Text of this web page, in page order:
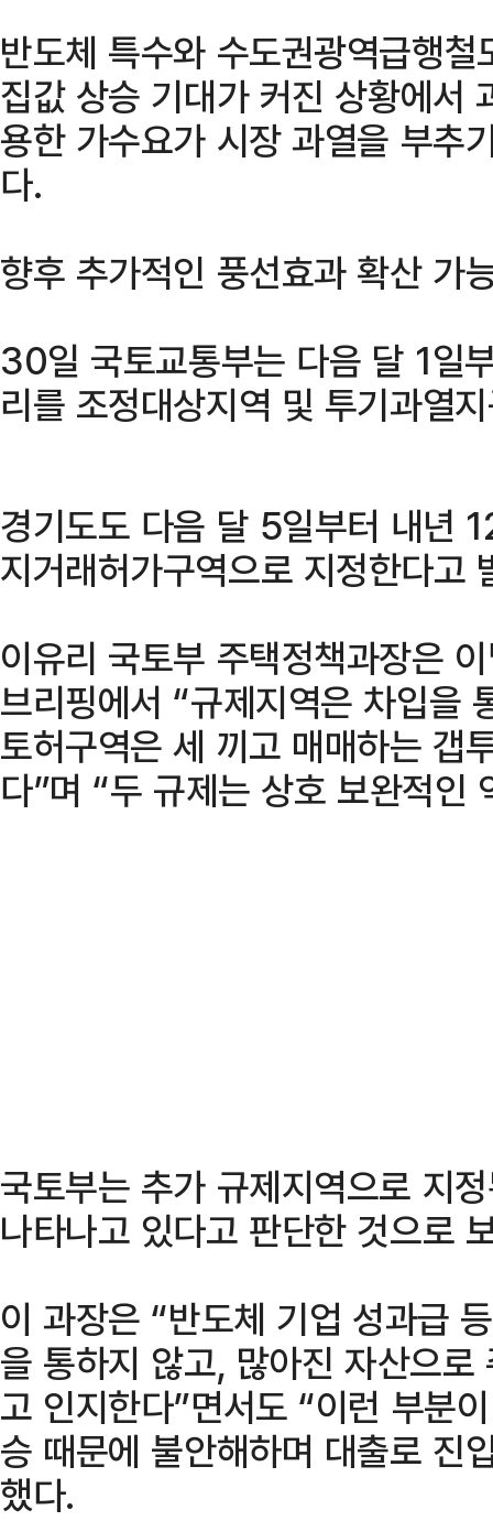
반도체 특수와 수도권광역급행
집값 상승 기대가 커진 상황에서
용한 가수요가 시장 과열을 부추
다.
향후 추가적인 풍선효과 확산 가
30일 국토교통부는 다음 달 1일
리를 조정대상지역 및 투기과열
경기도도 다음 달 5일부터 내년
지거래허가구역으로 지정한다고
이유리 국토부 주택정책과장은
브리핑에서 “규제지역은 차입을
토허구역은 세 끼고 매매하는 갭
다”며 “두 규제는 상호 보완적인
국토부는 추가 규제지역으로 지
나타나고 있다고 판단한 것으로
이 과장은 “반도체 기업 성과급
을 통하지 않고, 많아진 자산으
고 인지한다”면서도 “이런 부분
승 때문에 불안해하며 대출로 진
했다.